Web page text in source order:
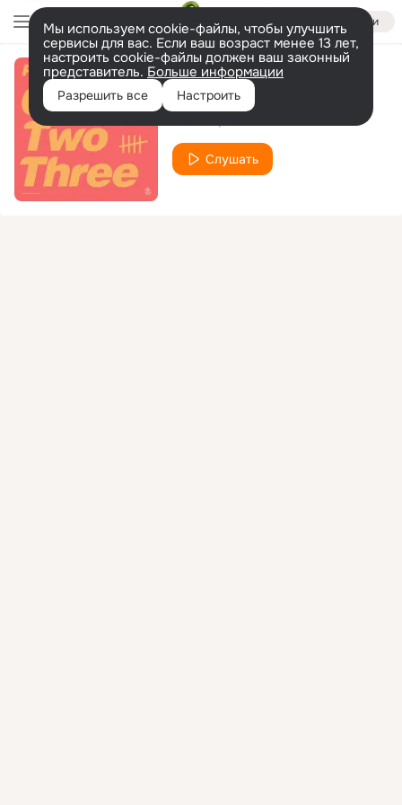
Войти
Мы используем cookie-файлы, чтобы улучшить
сервисы для вас. Если ваш возраст менее 13 лет,
настроить cookie-файлы должен ваш законный
представитель. Больше информации
Разрешить все Настроить
One Two Three
Слушать